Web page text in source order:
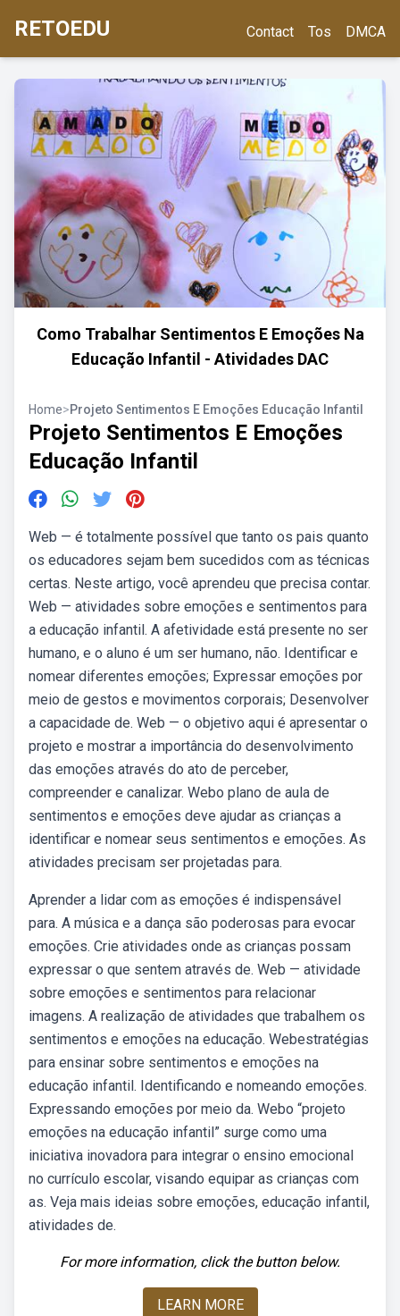
RETOEDU Contact Tos DMCA
Como Trabalhar Sentimentos E Emoções Na
Educação Infantil - Atividades DAC
Home>Projeto Sentimentos E Emoções Educação Infantil
Projeto Sentimentos E Emoções
Educação Infantil
Web — é totalmente possível que tanto os pais quanto
os educadores sejam bem sucedidos com as técnicas
certas. Neste artigo, você aprendeu que precisa contar.
Web — atividades sobre emoções e sentimentos para
a educação infantil. A afetividade está presente no ser
humano, e o aluno é um ser humano, não. Identificar e
nomear diferentes emoções; Expressar emoções por
meio de gestos e movimentos corporais; Desenvolver
a capacidade de. Web — o objetivo aqui é apresentar o
projeto e mostrar a importância do desenvolvimento
das emoções através do ato de perceber,
compreender e canalizar. Webo plano de aula de
sentimentos e emoções deve ajudar as crianças a
identificar e nomear seus sentimentos e emoções. As
atividades precisam ser projetadas para.
Aprender a lidar com as emoções é indispensável
para. A música e a dança são poderosas para evocar
emoções. Crie atividades onde as crianças possam
expressar o que sentem através de. Web — atividade
sobre emoções e sentimentos para relacionar
imagens. A realização de atividades que trabalhem os
sentimentos e emoções na educação. Webestratégias
para ensinar sobre sentimentos e emoções na
educação infantil. Identificando e nomeando emoções.
Expressando emoções por meio da. Webo “projeto
emoções na educação infantil” surge como uma
iniciativa inovadora para integrar o ensino emocional
no currículo escolar, visando equipar as crianças com
as. Veja mais ideias sobre emoções, educação infantil,
atividades de.
For more information, click the button below.
LEARN MORE